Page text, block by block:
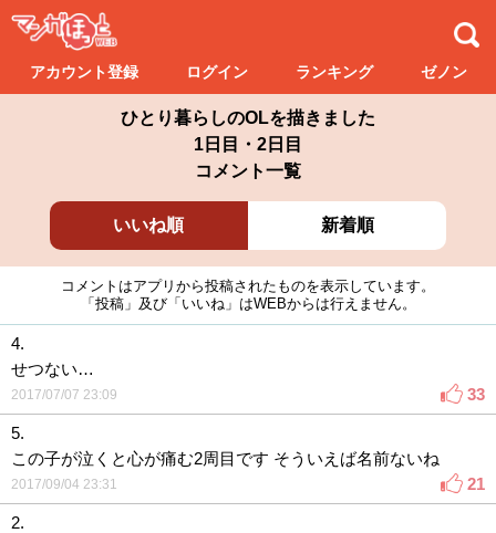
アカウント登録 ログイン ランキング ゼノン
ひとり暮らしのOLを描きました
1日目・2日目
コメント一覧
いいね順 新着順
コメントはアプリから投稿されたものを表示しています。
「投稿」及び「いいね」はWEBからは行えません。
4.
せつない…
2017/07/07 23:09 33
5.
この子が泣くと心が痛む2周目です そういえば名前ないね
2017/09/04 23:31 21
2.